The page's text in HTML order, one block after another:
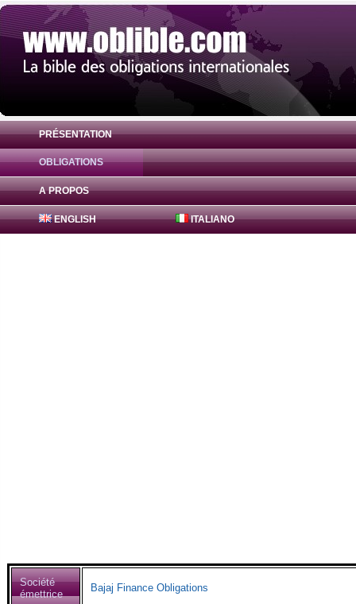
PRÉSENTATION
OBLIGATIONS
A PROPOS
ENGLISH ITALIANO
Obligation Bajaj Finance Obligations
Société
émettrice
Bajaj Finance Obligations